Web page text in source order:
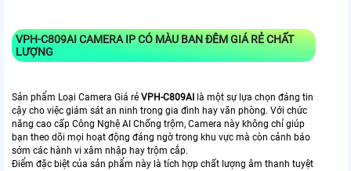
VPH-C809AICAMERA IP CÓ MÀU BAN ĐÊM GIÁ RẺ CHẤT
LƯỢNG
Sản phẩm Loại Camera Giá rẻ VPH-C809AI là một sự lựa chọn đáng tin
cậy cho việc giám sát an ninh trong gia đình hay văn phòng. Với chức
năng cao cấp Công Nghệ AI Chống trộm, Camera này không chỉ giúp
bạn theo dõi mọi hoạt động đáng ngờ trong khu vực mà còn cảnh báo
sớm các hành vi xâm nhập hay trộm cắp.
Điểm đặc biệt của sản phẩm này là tích hợp chất lượng âm thanh tuyệt